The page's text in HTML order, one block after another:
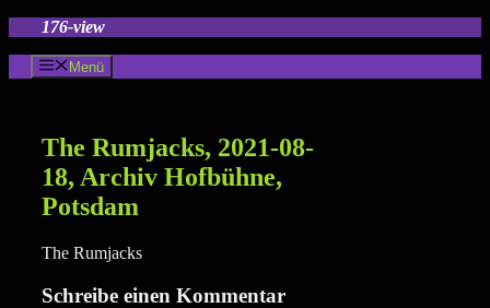
springen
176-view
Menü
The Rumjacks, 2021-08-
18, Archiv Hofbühne,
Potsdam
The Rumjacks
Schreibe einen Kommentar